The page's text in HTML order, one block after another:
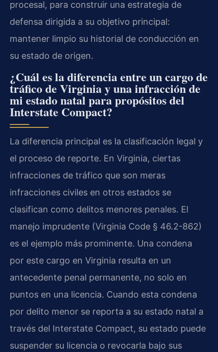
procesal, para construir una estrategia de
defensa dirigida a su objetivo principal:
mantener limpio su historial de conducción en
su estado de origen.
¿Cuál es la diferencia entre un cargo de
tráfico de Virginia y una infracción de
mi estado natal para propósitos del
Interstate Compact?
La diferencia principal es la clasificación legal y
el proceso de reporte. En Virginia, ciertas
infracciones de tráfico que son meras
infracciones civiles en otros estados se
clasifican como delitos menores penales. El
manejo imprudente (Virginia Code § 46.2-862)
es el ejemplo más prominente. Una condena
por este cargo en Virginia resulta en un
antecedente penal permanente, no solo en
puntos en una licencia. Cuando esta condena
por delito menor se reporta a su estado natal a
través del Interstate Compact, su estado puede
suspender su licencia o revocarla bajo sus